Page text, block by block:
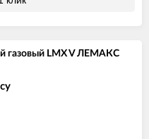
газовый LMX V ЛЕМАКС